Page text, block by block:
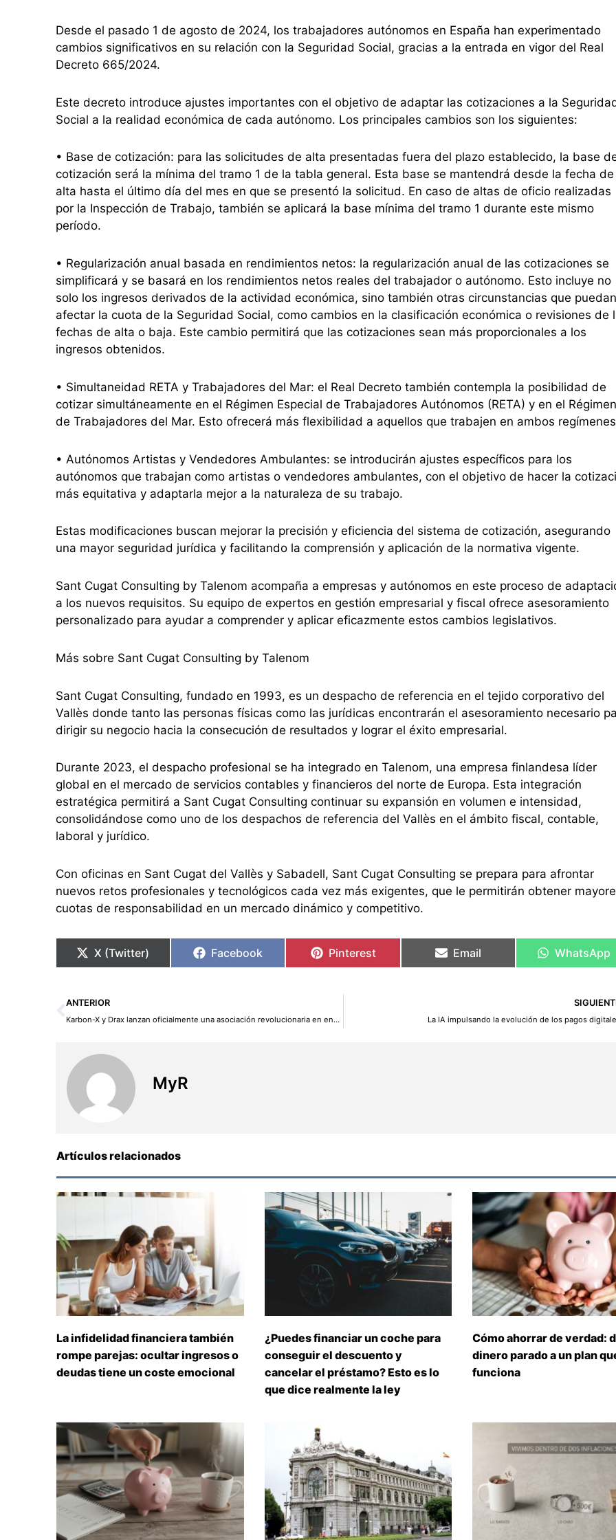
Desde el pasado 1 de agosto de 2024, los trabajadores autónomos en España han experimentado
cambios significativos en su relación con la Seguridad Social, gracias a la entrada en vigor del Real
Decreto 665/2024.
Este decreto introduce ajustes importantes con el objetivo de adaptar las cotizaciones a la
Social a la realidad económica de cada autónomo. Los principales cambios son los siguientes:
• Base de cotización: para las solicitudes de alta presentadas fuera del plazo establecido, la base
cotización será la mínima del tramo 1 de la tabla general. Esta base se mantendrá desde la fecha de
alta hasta el último día del mes en que se presentó la solicitud. En caso de altas de oficio realizadas
por la Inspección de Trabajo, también se aplicará la base mínima del tramo 1 durante este mismo
período.
• Regularización anual basada en rendimientos netos: la regularización anual de las cotizaciones se
simplificará y se basará en los rendimientos netos reales del trabajador o autónomo. Esto incluye no
solo los ingresos derivados de la actividad económica, sino también otras circunstancias que puedan
afectar la cuota de la Seguridad Social, como cambios en la clasificación económica o revisiones de
fechas de alta o baja. Este cambio permitirá que las cotizaciones sean más proporcionales a los
ingresos obtenidos.
• Simultaneidad RETA y Trabajadores del Mar: el Real Decreto también contempla la posibilidad de
cotizar simultáneamente en el Régimen Especial de Trabajadores Autónomos (RETA) y en el Régimen
de Trabajadores del Mar. Esto ofrecerá más flexibilidad a aquellos que trabajen en ambos
• Autónomos Artistas y Vendedores Ambulantes: se introducirán ajustes específicos para los
autónomos que trabajan como artistas o vendedores ambulantes, con el objetivo de hacer la
más equitativa y adaptarla mejor a la naturaleza de su trabajo.
Estas modificaciones buscan mejorar la precisión y eficiencia del sistema de cotización, asegurando
una mayor seguridad jurídica y facilitando la comprensión y aplicación de la normativa vigente.
Sant Cugat Consulting by Talenom acompaña a empresas y autónomos en este proceso de
a los nuevos requisitos. Su equipo de expertos en gestión empresarial y fiscal ofrece asesoramiento
personalizado para ayudar a comprender y aplicar eficazmente estos cambios legislativos.
Más sobre Sant Cugat Consulting by Talenom
Sant Cugat Consulting, fundado en 1993, es un despacho de referencia en el tejido corporativo del
Vallès donde tanto las personas físicas como las jurídicas encontrarán el asesoramiento necesario
dirigir su negocio hacia la consecución de resultados y lograr el éxito empresarial.
Durante 2023, el despacho profesional se ha integrado en Talenom, una empresa finlandesa líder
global en el mercado de servicios contables y financieros del norte de Europa. Esta integración
estratégica permitirá a Sant Cugat Consulting continuar su expansión en volumen e intensidad,
consolidándose como uno de los despachos de referencia del Vallès en el ámbito fiscal, contable,
laboral y jurídico.
Con oficinas en Sant Cugat del Vallès y Sabadell, Sant Cugat Consulting se prepara para afrontar
nuevos retos profesionales y tecnológicos cada vez más exigentes, que le permitirán obtener
cuotas de responsabilidad en un mercado dinámico y competitivo.
X (Twitter) Facebook Pinterest Email WhatsApp
Ant
ANTERIOR
Karbon-X y Drax lanzan oficialmente una asociación revolucionaria en energía verde y sostenibilidad La IA impulsando la evolución de los pagos
MyR
Artículos relacionados
La infidelidad financiera también
rompe parejas: ocultar ingresos o
deudas tiene un coste emocional
¿Puedes financiar un coche para
conseguir el descuento y
cancelar el préstamo? Esto es lo
que dice realmente la ley
Cómo ahorrar de verdad:
dinero parado a un plan
funciona